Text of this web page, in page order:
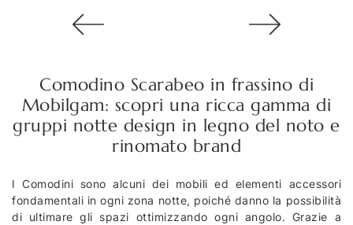
Comodino Scarabeo in frassino di
Mobilgam: scopri una ricca gamma di
gruppi notte design in legno del noto e
rinomato brand
I Comodini sono alcuni dei mobili ed elementi accessori
fondamentali in ogni zona notte, poiché danno la possibilità
di ultimare gli spazi ottimizzando ogni angolo. Grazie a